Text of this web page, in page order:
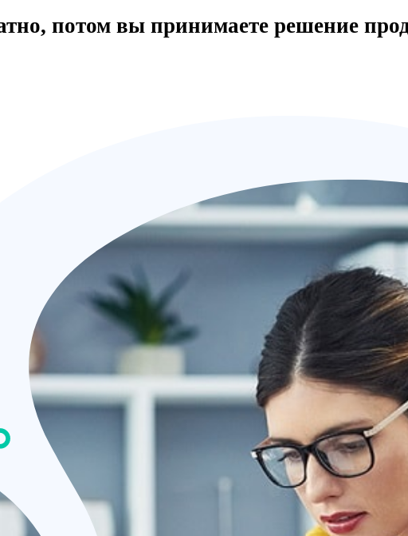
потом вы принимаете решение